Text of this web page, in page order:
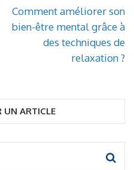
Comment améliorer son
bien-être mental grâce à
des techniques de
relaxation ?
UN ARTICLE